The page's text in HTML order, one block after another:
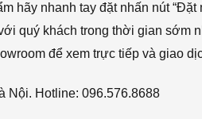
hãy nhanh tay đặt nhấn nút “Đặt
quý khách trong thời gian sớm
để xem trực tiếp và giao
Nội. Hotline: 096.576.8688